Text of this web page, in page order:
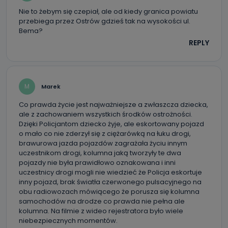
kontaktowy, adres korespondencyjny. Odbiorcą Pastwa
danych osobowych są pracownicy i współpracownicy
oraz partnerzy wspomagający administratora w jego
biznesowej działalności.
Można to zrobić pod numerem telefonu 62 735-51-05 lub
e-mailowo pod adresem: poczta@tvproart.pl
Nie to żebym się czepiał, ale od kiedy granica powiatu
przebiega przez Ostrów gdzieś tak na wysokości ul.
Bema?
REPLY
M Marek
Co prawda życie jest najważniejsze a zwłaszcza dziecka,
ale z zachowaniem wszystkich środków ostrożności.
Dzięki Policjantom dziecko żyje, ale eskortowany pojazd
o mało co nie zderzył się z ciężarówką na łuku drogi,
brawurowa jazda pojazdów zagrażała życiu innym
uczestnikom drogi, kolumna jaką tworzyły te dwa
pojazdy nie była prawidłowo oznakowana i inni
uczestnicy drogi mogli nie wiedzieć że Policja eskortuje
inny pojazd, brak światła czerwonego pulsacyjnego na
obu radiowozach mówiącego że porusza się kolumna
samochodów na drodze co prawda nie pełna ale
kolumna. Na filmie z wideo rejestratora było wiele
niebezpiecznych momentów.